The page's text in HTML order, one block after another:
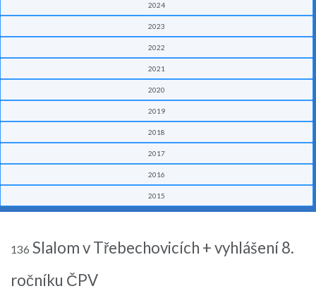
2024
2023
2022
2021
2020
2019
2018
2017
2016
2015
136 Slalom v Třebechovicích + vyhlášení 8.
ročníku ČPV